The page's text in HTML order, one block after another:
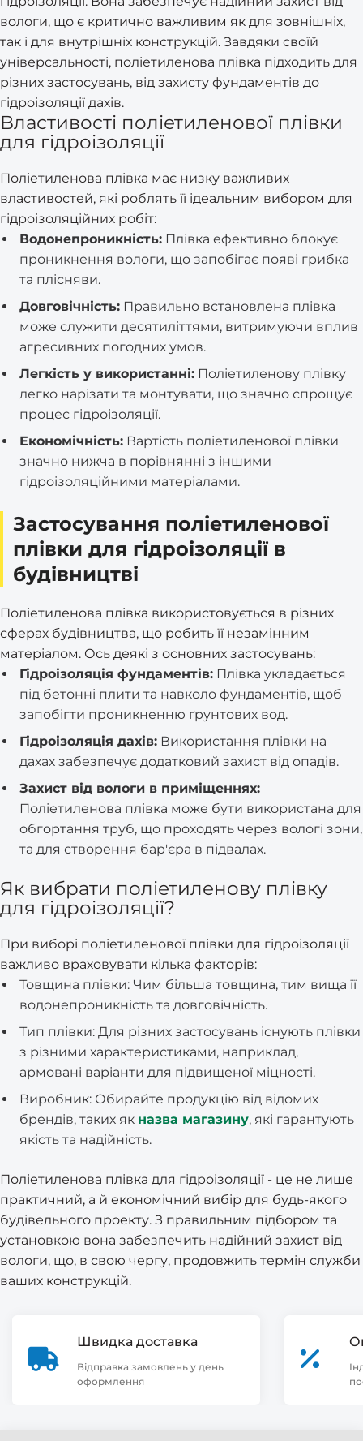
вологи, що є критично важливим як для зовнішніх,
так і для внутрішніх конструкцій. Завдяки своїй
універсальності, поліетиленова плівка підходить для
різних застосувань, від захисту фундаментів до
гідроізоляції дахів.
Властивості поліетиленової плівки
для гідроізоляції
Поліетиленова плівка має низку важливих
властивостей, які роблять її ідеальним вибором для
гідроізоляційних робіт:
Водонепроникність: Плівка ефективно блокує
проникнення вологи, що запобігає появі грибка
та плісняви.
Довговічність: Правильно встановлена плівка
може служити десятиліттями, витримуючи вплив
агресивних погодних умов.
Легкість у використанні: Поліетиленову плівку
легко нарізати та монтувати, що значно спрощує
процес гідроізоляції.
Економічність: Вартість поліетиленової плівки
значно нижча в порівнянні з іншими
гідроізоляційними матеріалами.
Застосування поліетиленової
плівки для гідроізоляції в
будівництві
Поліетиленова плівка використовується в різних
сферах будівництва, що робить її незамінним
матеріалом. Ось деякі з основних застосувань:
Гідроізоляція фундаментів: Плівка укладається
під бетонні плити та навколо фундаментів, щоб
запобігти проникненню ґрунтових вод.
Гідроізоляція дахів: Використання плівки на
дахах забезпечує додатковий захист від опадів.
Захист від вологи в приміщеннях:
Поліетиленова плівка може бути використана для
обгортання труб, що проходять через вологі зони,
та для створення бар'єра в підвалах.
Як вибрати поліетиленову плівку
для гідроізоляції?
При виборі поліетиленової плівки для гідроізоляції
важливо враховувати кілька факторів:
Товщина плівки: Чим більша товщина, тим вища її
водонепроникність та довговічність.
Тип плівки: Для різних застосувань існують плівки
з різними характеристиками, наприклад,
армовані варіанти для підвищеної міцності.
Виробник: Обирайте продукцію від відомих
брендів, таких як назва магазину, які гарантують
якість та надійність.
Поліетиленова плівка для гідроізоляції - це не лише
практичний, а й економічний вибір для будь-якого
будівельного проекту. З правильним підбором та
установкою вона забезпечить надійний захист від
вологи, що, в свою чергу, продовжить термін служби
ваших конструкцій.
Швидка доставка
Відправка замовлень у день
оформлення